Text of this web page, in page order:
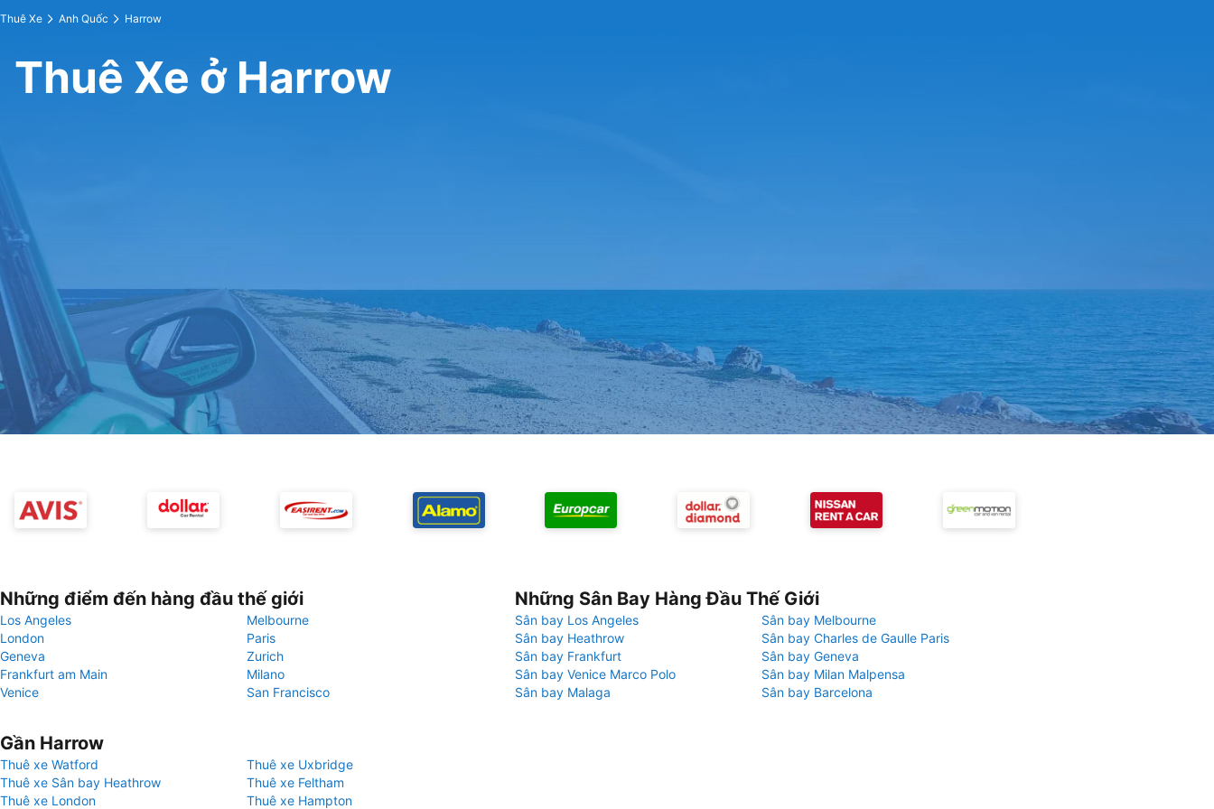
Thuê Xe Anh Quốc Harrow
Thuê Xe ở Harrow
Những điểm đến hàng đầu thế giới
Los Angeles
Melbourne
London
Paris
Geneva
Zurich
Frankfurt am Main
Milano
Venice
San Francisco
Những Sân Bay Hàng Đầu Thế Giới
Sân bay Los Angeles
Sân bay Melbourne
Sân bay Heathrow
Sân bay Charles de Gaulle Paris
Sân bay Frankfurt
Sân bay Geneva
Sân bay Venice Marco Polo
Sân bay Milan Malpensa
Sân bay Malaga
Sân bay Barcelona
Gần Harrow
Thuê xe Watford
Thuê xe Uxbridge
Thuê xe Sân bay Heathrow
Thuê xe Feltham
Thuê xe London
Thuê xe Hampton